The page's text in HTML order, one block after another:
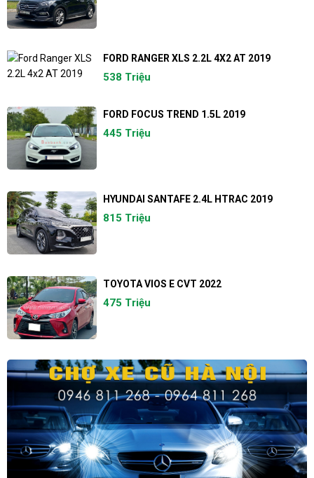
FORD RANGER XLS 2.2L 4X2 AT 2019
538 Triệu
FORD FOCUS TREND 1.5L 2019
445 Triệu
HYUNDAI SANTAFE 2.4L HTRAC 2019
815 Triệu
TOYOTA VIOS E CVT 2022
475 Triệu